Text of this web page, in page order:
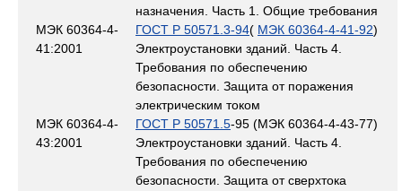
назначения. Часть 1. Общие требования
МЭК 60364-4-
41:2001
ГОСТ Р 50571.3-94( МЭК 60364-4-41-92)
Электроустановки зданий. Часть 4.
Требования по обеспечению
безопасности. Защита от поражения
электрическим током
МЭК 60364-4-
43:2001
ГОСТ Р 50571.5-95 (МЭК 60364-4-43-77)
Электроустановки зданий. Часть 4.
Требования по обеспечению
безопасности. Защита от сверхтока